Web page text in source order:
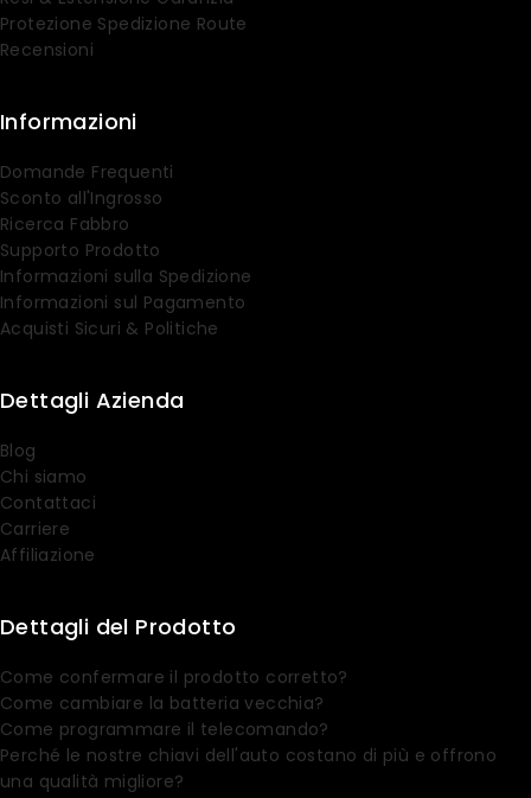
Protezione Spedizione Route
Recensioni
Informazioni
Domande Frequenti
Sconto all'Ingrosso
Ricerca Fabbro
Supporto Prodotto
Informazioni sulla Spedizione
Informazioni sul Pagamento
Acquisti Sicuri & Politiche
Dettagli Azienda
Blog
Chi siamo
Contattaci
Carriere
Affiliazione
Dettagli del Prodotto
Come confermare il prodotto corretto?
Come cambiare la batteria vecchia?
Come programmare il telecomando?
Perché le nostre chiavi dell'auto costano di più e offrono
una qualità migliore?